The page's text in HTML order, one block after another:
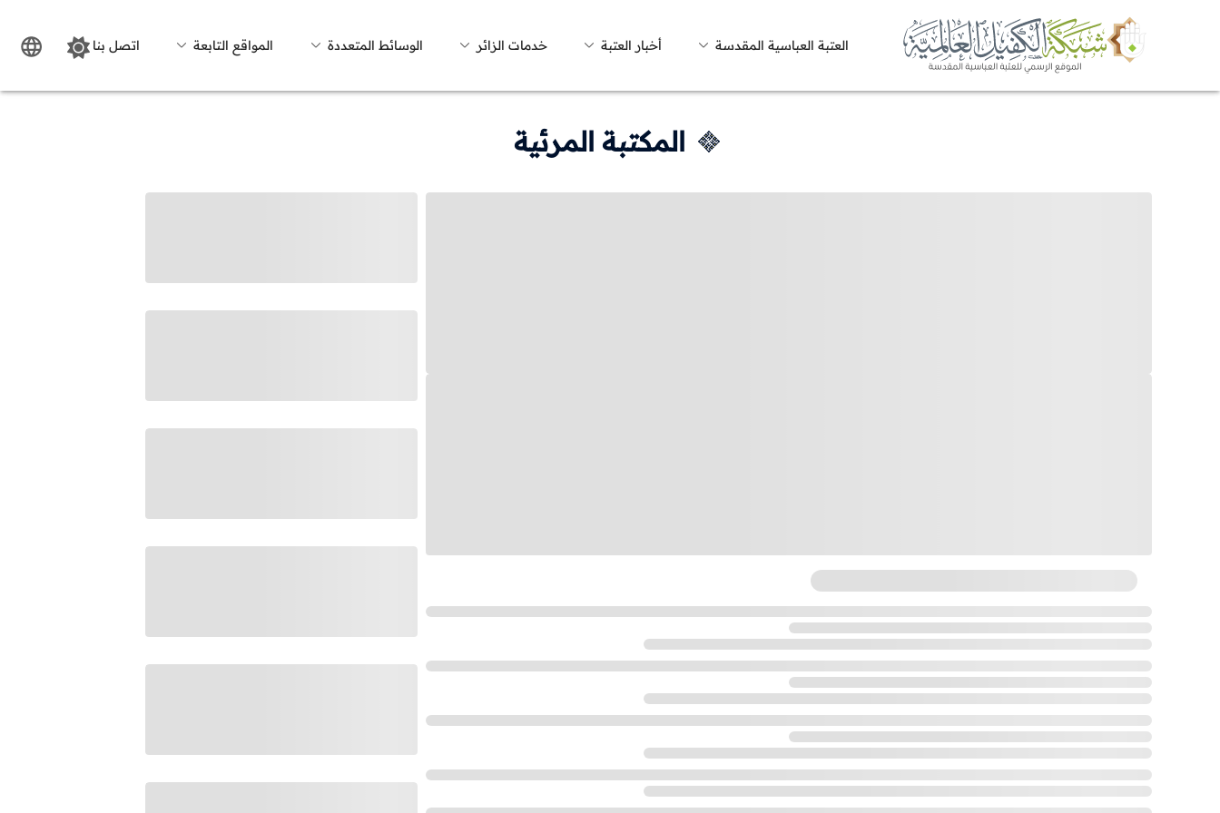
العتبة العباسية المقدسة أخبار العتبة خدمات الزائر الوسائط المتعددة المواقع التابعة اتصل بنا
المكتبة المرئية